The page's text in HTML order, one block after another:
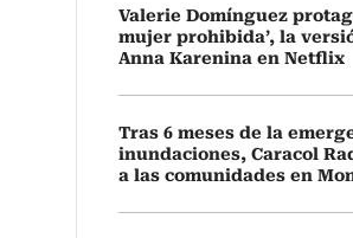
Valerie Domínguez
mujer prohibida’, la
Anna Karenina en Netflix
Tras 6 meses de la
inundaciones, Caracol
a las comunidades en